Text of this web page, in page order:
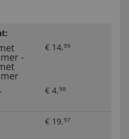
-
€ 14,99
€ 4,98
€ 19,97